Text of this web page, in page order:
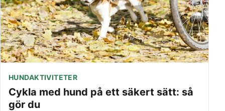
HUNDAKTIVITETER
Cykla med hund på ett säkert sätt: så
gör du